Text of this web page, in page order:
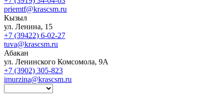
priemtf@krascsm.ru
Кызыл
ул. Ленина, 15
+7 (39422) 6-02-27
tuva@krascsm.ru
Абакан
ул. Ленинского Комсомола, 9А
+7 (3902) 305-823
imurzina@krascsm.ru